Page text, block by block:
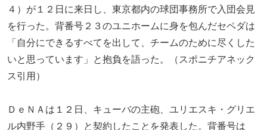
４）が１２日に来日し、東京都内の球団事務所で入団会見
を行った。背番号２３のユニホームに身を包んだセペダは
「自分にできるすべてを出して、チームのために尽くした
いと思っています」と抱負を語った。（スポニチアネック
ス引用）
ＤｅＮＡは１２日、キューバの主砲、ユリエスキ・グリエ
ル内野手（２９）と契約したことを発表した。背番号は